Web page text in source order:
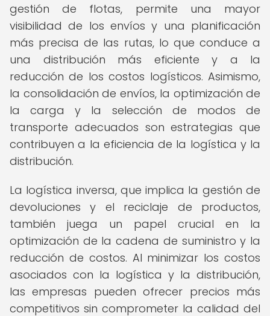
gestión de flotas, permite una mayor
visibilidad de los envíos y una planificación
más precisa de las rutas, lo que conduce a
una distribución más eficiente y a la
reducción de los costos logísticos. Asimismo,
la consolidación de envíos, la optimización de
la carga y la selección de modos de
transporte adecuados son estrategias que
contribuyen a la eficiencia de la logística y la
distribución.
La logística inversa, que implica la gestión de
devoluciones y el reciclaje de productos,
también juega un papel crucial en la
optimización de la cadena de suministro y la
reducción de costos. Al minimizar los costos
asociados con la logística y la distribución,
las empresas pueden ofrecer precios más
competitivos sin comprometer la calidad del